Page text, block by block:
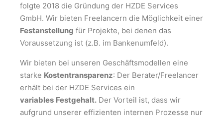
folgte 2018 die Gründung der HZDE Services
GmbH. Wir bieten Freelancern die Möglichkeit einer
Festanstellung für Projekte, bei denen das
Voraussetzung ist (z.B. im Bankenumfeld).
Wir bieten bei unseren Geschäftsmodellen eine
starke Kostentransparenz: Der Berater/Freelancer
erhält bei der HZDE Services ein
variables Festgehalt. Der Vorteil ist, dass wir
aufgrund unserer effizienten internen Prozesse nur